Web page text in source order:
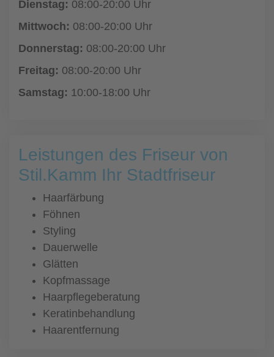
Dienstag: 08:00-20:00 Uhr
Mittwoch: 08:00-20:00 Uhr
Donnerstag: 08:00-20:00 Uhr
Freitag: 08:00-20:00 Uhr
Samstag: 10:00-18:00 Uhr
Leistungen des Friseur von
Stil.Kamm Ihr Stadtfriseur
Haarfärbung
Föhnen
Styling
Dauerwelle
Glätten
Kopfmassage
Haarpflegeberatung
Keratinbehandlung
Haarentfernung